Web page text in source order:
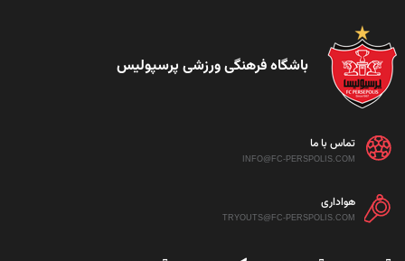
باشگاه فرهنگی ورزشی پرسپولیس
تماس با ما
INFO@FC-PERSPOLIS.COM
هواداری
TRYOUTS@FC-PERSPOLIS.COM